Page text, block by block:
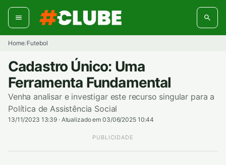
Pular
para
conteúdo
Home/Futebol
Cadastro Único: Uma
Ferramenta Fundamental
Venha analisar e investigar este recurso singular para a
Política de Assistência Social
13/11/2023 13:39 · Atualizado em 03/06/2025 10:44
PUBLICIDADE